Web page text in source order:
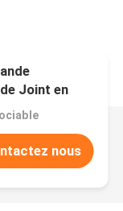
Joint en
nous